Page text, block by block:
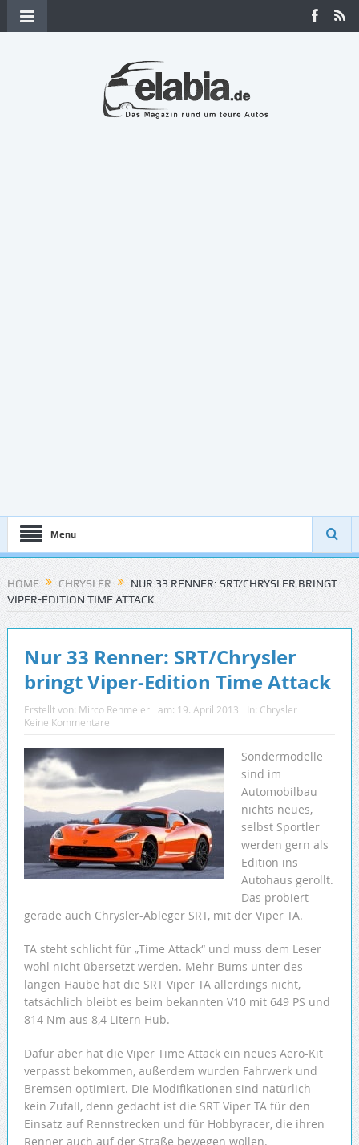
Menu
HOME CHRYSLER
NUR 33 RENNER: SRT/CHRYSLER BRINGT
VIPER-EDITION TIME ATTACK
Nur 33 Renner: SRT/Chrysler
bringt Viper-Edition Time Attack
Erstellt von: Mirco Rehmeier am: 19. April 2013 In: Chrysler
Keine Kommentare
Sondermodelle
sind im
Automobilbau
nichts neues,
selbst Sportler
werden gern als
Edition ins
Autohaus gerollt.
Das probiert
gerade auch Chrysler-Ableger SRT, mit der Viper TA.
TA steht schlicht für „Time Attack“ und muss dem Leser
wohl nicht übersetzt werden. Mehr Bums unter des
langen Haube hat die SRT Viper TA allerdings nicht,
tatsächlich bleibt es beim bekannten V10 mit 649 PS und
814 Nm aus 8,4 Litern Hub.
Dafür aber hat die Viper Time Attack ein neues Aero-Kit
verpasst bekommen, außerdem wurden Fahrwerk und
Bremsen optimiert. Die Modifikationen sind natürlich
kein Zufall, denn gedacht ist die SRT Viper TA für den
Einsatz auf Rennstrecken und für Hobbyracer, die ihren
Renner auch auf der Straße bewegen wollen.